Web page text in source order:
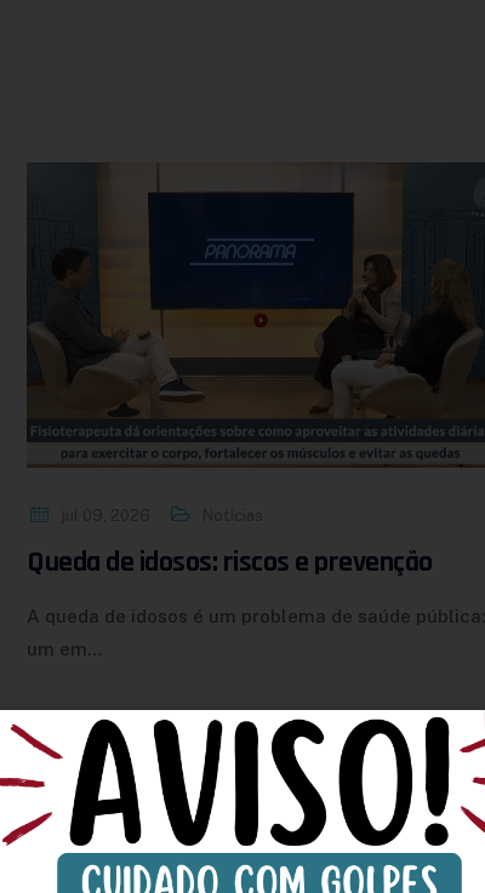
Queda de idosos: riscos e prevenção
A queda de idosos é um problema de saúde pública:
um em…